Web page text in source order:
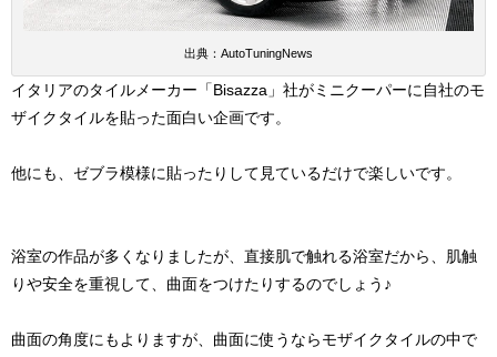
出典：AutoTuningNews
イタリアのタイルメーカー「Bisazza」社がミニクーパーに自社のモ
ザイクタイルを貼った面白い企画です。
他にも、ゼブラ模様に貼ったりして見ているだけで楽しいです。
浴室の作品が多くなりましたが、直接肌で触れる浴室だから、肌触
りや安全を重視して、曲面をつけたりするのでしょう♪
曲面の角度にもよりますが、曲面に使うならモザイクタイルの中で